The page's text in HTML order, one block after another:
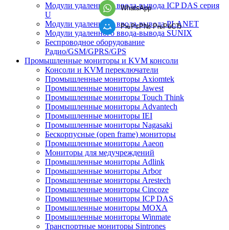
Модули удаленного ввода-вывода ICP DAS серия
U
Модули удаленного ввода-вывода PLANET
Модули удаленного ввода-вывода SUNIX
Беспроводное оборудование
Радио/GSM/GPRS/GPS
Промышленные мониторы и KVM консоли
Консоли и KVM переключатели
Промышленные мониторы Axiomtek
Промышленные мониторы Jawest
Промышленные мониторы Touch Think
Промышленные мониторы Advantech
Промышленные мониторы IEI
Промышленные мониторы Nagasaki
Бескорпусные (open frame) мониторы
Промышленные мониторы Aaeon
Мониторы для медучреждений
Промышленные мониторы Adlink
Промышленные мониторы Arbor
Промышленные мониторы Arestech
Промышленные мониторы Cincoze
Промышленные мониторы ICP DAS
Промышленные мониторы MOXA
Промышленные мониторы Winmate
Транспортные мониторы Sintrones
WhatsApp
РњРѕР№ РњРёСЂ